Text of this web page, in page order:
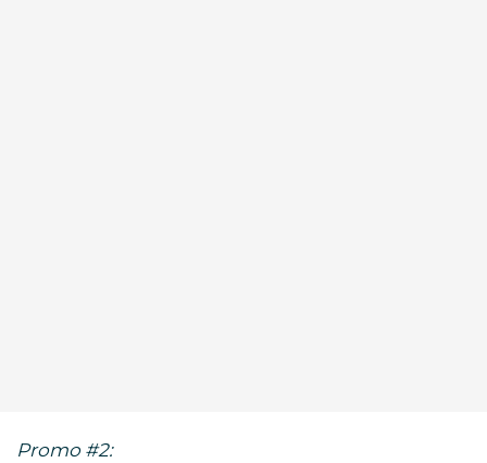
Promo #2: